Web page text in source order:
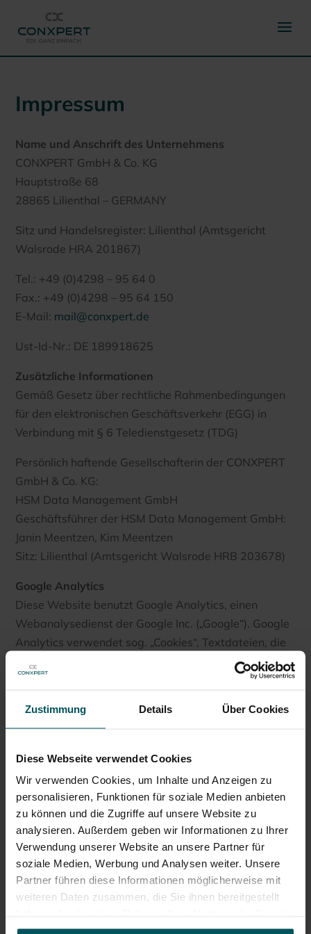
Zustimmung Details Über Cookies
Diese Webseite verwendet Cookies
Wir verwenden Cookies, um Inhalte und Anzeigen zu
personalisieren, Funktionen für soziale Medien anbieten
zu können und die Zugriffe auf unsere Website zu
analysieren. Außerdem geben wir Informationen zu Ihrer
Verwendung unserer Website an unsere Partner für
soziale Medien, Werbung und Analysen weiter. Unsere
Partner führen diese Informationen möglicherweise mit
weiteren Daten zusammen, die Sie ihnen bereitgestellt
gesammelt haben.
Impressum
Name und Anschrift des Unternehmens
CONXPERT GmbH & Co. KG
Hauptstraße 68
28865 Lilienthal – GERMANY
Sitz und Handelsregister: Lilienthal (Amtsgericht
Walsrode HRA 201867)
Tel.: +49 (0)4298 – 95 64 0
Fax.: +49 (0)4298 – 95 64 150
E-Mail: mail@conxpert.de
Ust-Id-Nr.: DE 189918625
Zusätzliche Informationen
Gemäß Gesetz über rechtliche Rahmenbedingungen
für den elektronischen Geschäftsverkehr (EGG) in
Verbindung mit § 6 Teledienstgesetz (TDG)
Persönlich haftende Gesellschafterin der CONXPERT
GmbH & Co. KG:
HSM Data Management GmbH
Geschäftsführer der HSM Data Management GmbH:
Janin Meentzen, Kim Meentzen
Sitz: Lilienthal (Amtsgericht Walsrode HRB 203678)
Google Analytics
Diese Website benutzt Google Analytics, einen
Webanalysedienst der Google Inc. („Google“). Google
Analytics verwendet sog. „Cookies“, Textdateien, die
auf Ihrem Computer gespeichert werden und die eine
Analyse der Benutzung der Website durch Sie
Informationen über Ihre Benutzung dieser Website
von Google in den USA übertragen und dort
gespeichert. Google wird diese Informationen
benutzen, um Ihre Nutzung der Website auszuwerten,
um Reports über die Websiteaktivitäten für die
Websitebetreiber zusammenzustellen und um weitere
mit der Websitenutzung und der Internetnutzung
verbundene Dienstleistungen zu erbringen. Auch wird
Google diese Informationen gegebenenfalls an Dritte
übertragen, sofern dies gesetzlich vorgeschrieben